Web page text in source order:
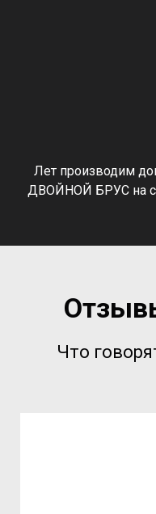
Лет производим
ДВОЙНОЙ БРУС на
Что